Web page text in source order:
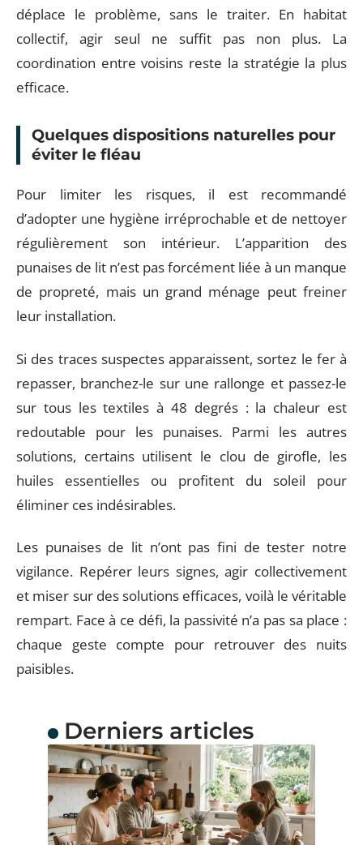
déplace le problème, sans le traiter. En habitat
collectif, agir seul ne suffit pas non plus. La
coordination entre voisins reste la stratégie la plus
efficace.
Quelques dispositions naturelles pour
éviter le fléau
Pour limiter les risques, il est recommandé
d’adopter une hygiène irréprochable et de nettoyer
régulièrement son intérieur. L’apparition des
punaises de lit n’est pas forcément liée à un manque
de propreté, mais un grand ménage peut freiner
leur installation.
Si des traces suspectes apparaissent, sortez le fer à
repasser, branchez-le sur une rallonge et passez-le
sur tous les textiles à 48 degrés : la chaleur est
redoutable pour les punaises. Parmi les autres
solutions, certains utilisent le clou de girofle, les
huiles essentielles ou profitent du soleil pour
éliminer ces indésirables.
Les punaises de lit n’ont pas fini de tester notre
vigilance. Repérer leurs signes, agir collectivement
et miser sur des solutions efficaces, voilà le véritable
rempart. Face à ce défi, la passivité n’a pas sa place :
chaque geste compte pour retrouver des nuits
paisibles.
Derniers articles